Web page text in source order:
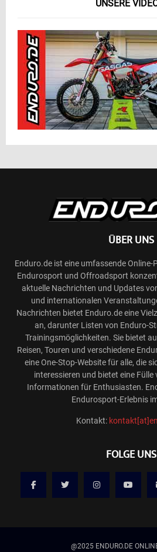
UNSERE
ÜBER UNS
Enduro.de ist eine umfassende
Endurosport und Offroadsport
aktuelle Nachrichten und Updates
und internationalen
Nachrichten bietet Enduro.de eine
an, darunter Listen von Enduro-
Trainingsmöglichkeiten. Sie bietet
Reisen, Touren und verschiedene
eine One-Stop-Website für alle, die
interessieren und bietet eine Fülle
Informationen für Enthusiasten.
Endurosport-Erlebnis
Kontakt:
FOLGE UNS
@2025 ENDURO.DE